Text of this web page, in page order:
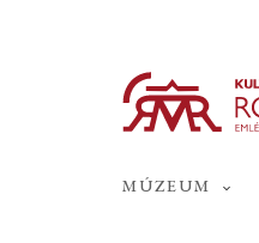
MÚZEUM